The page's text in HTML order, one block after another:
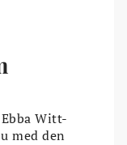
Witt-
med den